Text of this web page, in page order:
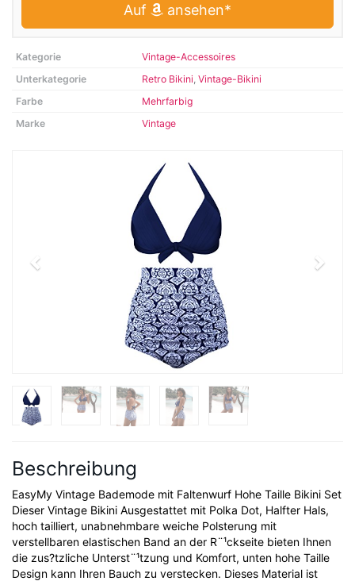
Auf ansehen*
Kategorie
Vintage-Accessoires
Unterkategorie
Retro Bikini, Vintage-Bikini
Farbe
Mehrfarbig
Marke
Vintage
Beschreibung
EasyMy Vintage Bademode mit Faltenwurf Hohe Taille Bikini Set
Dieser Vintage Bikini Ausgestattet mit Polka Dot, Halfter Hals,
hoch tailliert, unabnehmbare weiche Polsterung mit
verstellbaren elastischen Band an der R¨¹ckseite bieten Ihnen
die zus?tzliche Unterst¨¹tzung und Komfort, unten hohe Taille
Design kann Ihren Bauch zu verstecken. Dieses Material ist